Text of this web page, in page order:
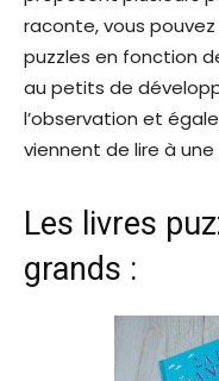
raconte, vous
puzzles en fonction
au petits de
l’observation et
viennent de lire à
Les livres
grands :